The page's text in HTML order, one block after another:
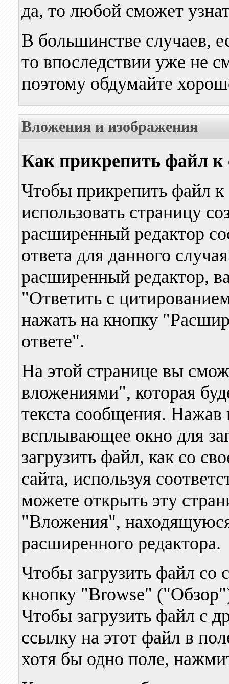
да, то любой сможет
В большинстве случаев,
то впоследствии уже не
поэтому обдумайте
Вложения и изображения
Как прикрепить файл
Чтобы прикрепить файл
использовать страницу
расширенный редактор
ответа для данного
расширенный редактор,
"Ответить с
нажать на кнопку
ответе".
На этой странице вы
вложениями", которая
текста сообщения. Нажав
всплывающее окно для
загрузить файл, как со
сайта, используя
можете открыть эту
"Вложения",
расширенного редактора.
Чтобы загрузить файл со
кнопку "Browse"
Чтобы загрузить файл с
ссылку на этот файл в
хотя бы одно поле,